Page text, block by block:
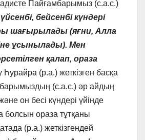
Пайғамбарымыз (с.а.с.)
бейсенбі күндері
шағырылады (яғни, Алла
ұсынылады). Мен
қалап, ораза
Һурайра (р.а.) жеткізген басқа
(с.а.с.) әр айдың
он бесі күндері үйінде
болсын ораза тұтқаны
(р.а.) жеткізгендей